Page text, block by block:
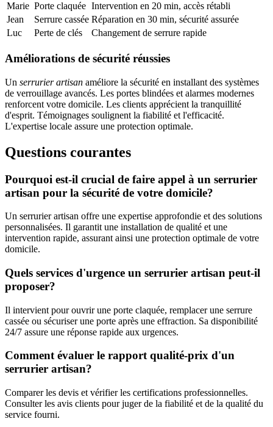
Marie Porte claquée Intervention en 20 min, accès rétabli
Jean
Serrure cassée Réparation en 30 min, sécurité assurée
Luc
Perte de clés Changement de serrure rapide
Améliorations de sécurité réussies
Un serrurier artisan améliore la sécurité en installant des systèmes
de verrouillage avancés. Les portes blindées et alarmes modernes
renforcent votre domicile. Les clients apprécient la tranquillité
d'esprit. Témoignages soulignent la fiabilité et l'efficacité.
L'expertise locale assure une protection optimale.
Questions courantes
Pourquoi est-il crucial de faire appel à un serrurier
artisan pour la sécurité de votre domicile?
Un serrurier artisan offre une expertise approfondie et des solutions
personnalisées. Il garantit une installation de qualité et une
intervention rapide, assurant ainsi une protection optimale de votre
domicile.
Quels services d'urgence un serrurier artisan peut-il
proposer?
Il intervient pour ouvrir une porte claquée, remplacer une serrure
cassée ou sécuriser une porte après une effraction. Sa disponibilité
24/7 assure une réponse rapide aux urgences.
Comment évaluer le rapport qualité-prix d'un
serrurier artisan?
Comparer les devis et vérifier les certifications professionnelles.
Consulter les avis clients pour juger de la fiabilité et de la qualité du
service fourni.